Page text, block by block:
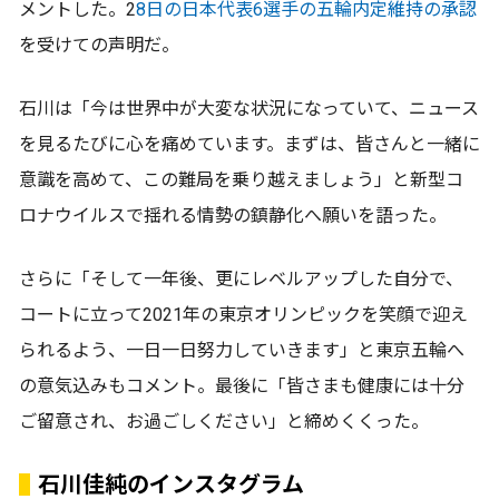
メントした。28日の日本代表6選手の五輪内定維持の承認
を受けての声明だ。
石川は「今は世界中が大変な状況になっていて、ニュース
を見るたびに心を痛めています。まずは、皆さんと一緒に
意識を高めて、この難局を乗り越えましょう」と新型コ
ロナウイルスで揺れる情勢の鎮静化へ願いを語った。
さらに「そして一年後、更にレベルアップした自分で、
コートに立って2021年の東京オリンピックを笑顔で迎え
られるよう、一日一日努力していきます」と東京五輪へ
の意気込みもコメント。最後に「皆さまも健康には十分
ご留意され、お過ごしください」と締めくくった。
石川佳純のインスタグラム